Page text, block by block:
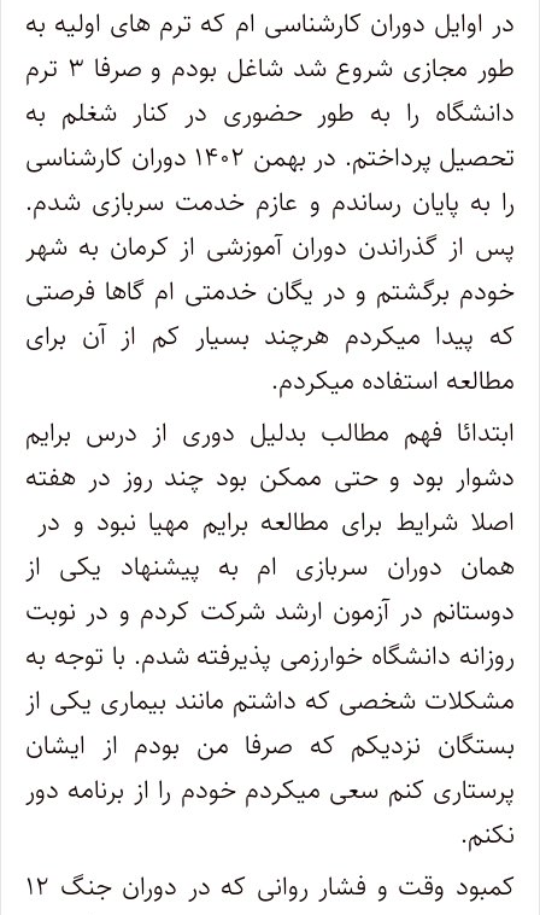
در اوایل دوران کارشناسی ام که ترم های اولیه به
طور مجازی شروع شد شاغل بودم و صرفا ۳ ترم
دانشگاه را به طور حضوری در کنار شغلم به
تحصیل پرداختم. در بهمن ۱۴۰۲ دوران کارشناسی
را به پایان رساندم و عازم خدمت سربازی شدم.
پس از گذراندن دوران آموزشی از کرمان به شهر
خودم برگشتم و در یگان خدمتی ام گاها فرصتی
که پیدا میکردم هرچند بسیار کم از آن برای
مطالعه استفاده میکردم.
ابتدائا فهم مطالب بدلیل دوری از درس برایم
دشوار بود و حتی ممکن بود چند روز در هفته
اصلا شرایط برای مطالعه برایم مهیا نبود و در
همان دوران سربازی ام به پیشنهاد یکی از
دوستانم در آزمون ارشد شرکت کردم و در نوبت
روزانه دانشگاه خوارزمی پذیرفته شدم. با توجه به
مشکلات شخصی که داشتم مانند بیماری یکی از
بستگان نزدیکم که صرفا من بودم از ایشان
پرستاری کنم سعی میکردم خودم را از برنامه دور
نکنم.
کمبود وقت و فشار روانی که در دوران جنگ ۱۲